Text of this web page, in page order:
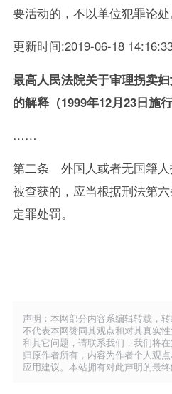
要活动的，不以单位犯罪论处
更新时间:2019-06-18
最高人民法院关于审理拐卖
的解释（1999年12月23日施
……
第二条 外国人或者无国籍人
被查获的，应当根据刑法第
定罪处罚。
声明：本网部分内容系编辑转载，
不代表本网赞同其观点和对其真实
和其它问题，请联系我们，我们将
归原作者所有，内容为作者个人观
应用建议。本站拥有对此声明的最终